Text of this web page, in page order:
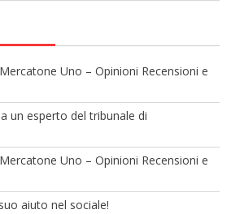
Mercatone Uno – Opinioni Recensioni e
un esperto del tribunale di
Mercatone Uno – Opinioni Recensioni e
aiuto nel sociale!